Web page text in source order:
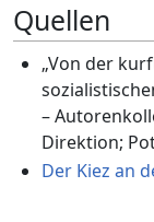
Quellen
„Von der
–
Direktion;
Der Kiez an